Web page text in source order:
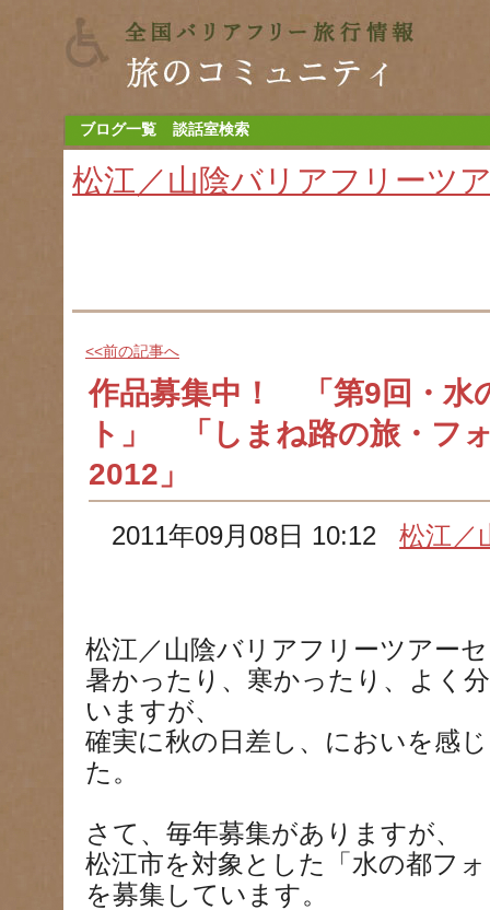
ブログ一覧 談話室検索
松江／山陰バリアフリーツ
<<前の記事へ
作品募集中！ 「第9回・水
ト」 「しまね路の旅・フ
2012」
2011年09月08日 10:12松江／
松江／山陰バリアフリーツアー
暑かったり、寒かったり、よく
いますが、
確実に秋の日差し、においを感
た。
さて、毎年募集がありますが、
松江市を対象とした「水の都フ
を募集しています。